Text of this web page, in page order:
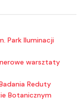
Park Iluminacji
warsztaty
Reduty
Botanicznym